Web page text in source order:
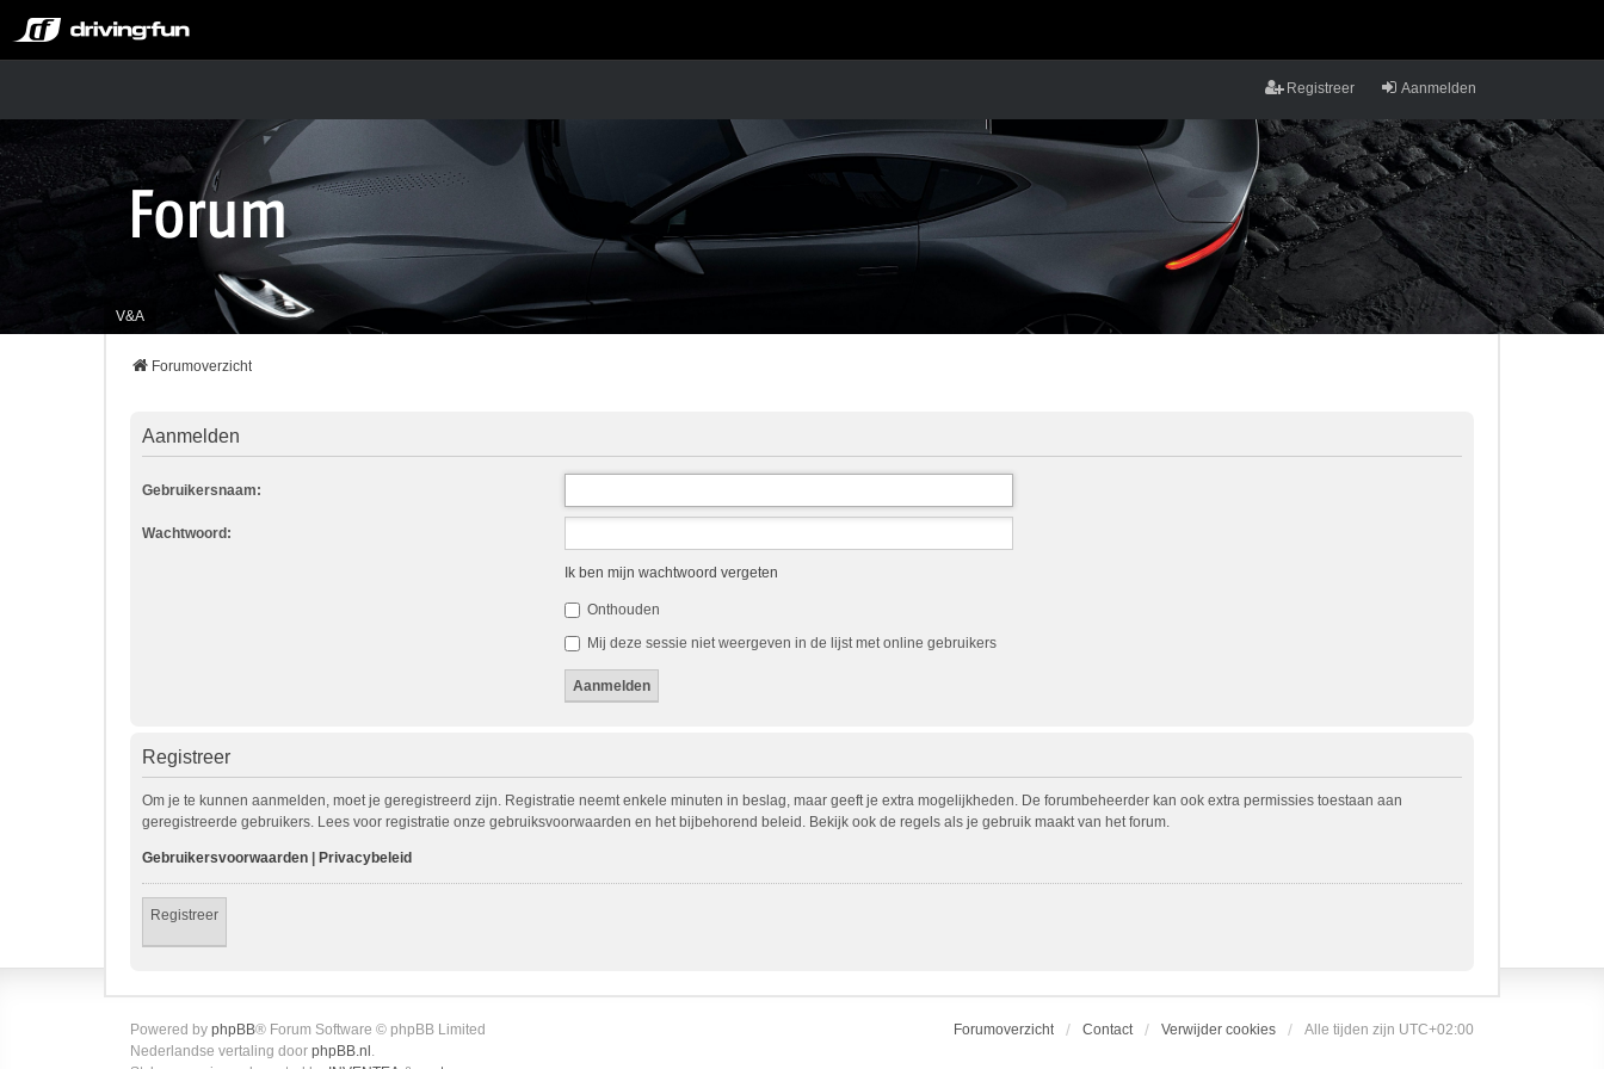
Aanmelden
Registreer
V&A
Forumoverzicht
Aanmelden
Gebruikersnaam:
Wachtwoord:
Ik ben mijn wachtwoord vergeten
Onthouden
Mij deze sessie niet weergeven in de lijst met online gebruikers
Registreer
Om je te kunnen aanmelden, moet je geregistreerd zijn. Registratie neemt enkele minuten in beslag, maar geeft je extra mogelijkheden. De forumbeheerder kan ook extra permissies toestaan aan
geregistreerde gebruikers. Lees voor registratie onze gebruiksvoorwaarden en het bijbehorend beleid. Bekijk ook de regels als je gebruik maakt van het forum.
Gebruikersvoorwaarden Privacybeleid
Registreer
Forumoverzicht Contact Verwijder cookies Alle tijden zijn UTC+02:00
Powered by phpBB® Forum Software © phpBB Limited
Nederlandse vertaling door phpBB.nl .